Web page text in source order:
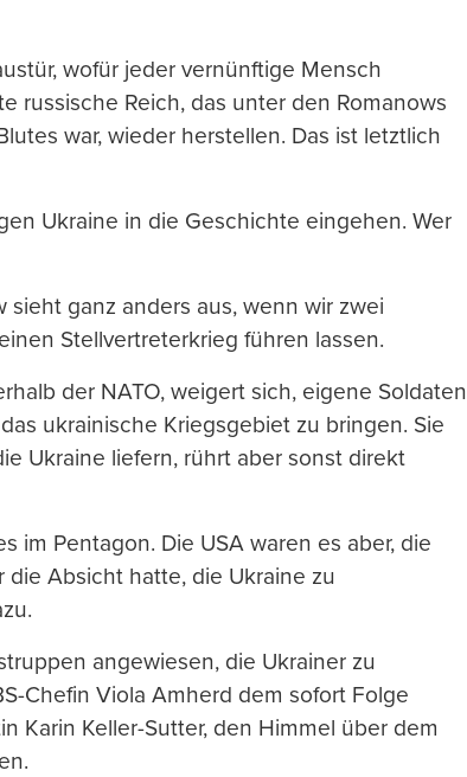
wofür jeder vernünftige Mensch
russische Reich, das unter den Romanows
war, wieder herstellen. Das ist letztlich
Ukraine in die Geschichte eingehen. Wer
ganz anders aus, wenn wir zwei
Stellvertreterkrieg führen lassen.
der NATO, weigert sich, eigene Soldaten
ukrainische Kriegsgebiet zu bringen. Sie
Ukraine liefern, rührt aber sonst direkt
im Pentagon. Die USA waren es aber, die
Absicht hatte, die Ukraine zu
angewiesen, die Ukrainer zu
Chefin Viola Amherd dem sofort Folge
Karin Keller-Sutter, den Himmel über dem